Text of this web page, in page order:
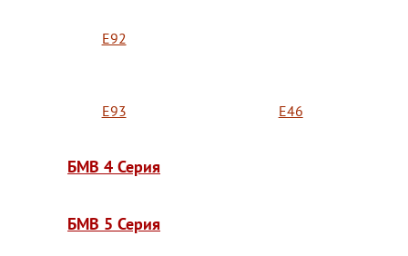
E92
E93 E46
БМВ 4 Серия
БМВ 5 Серия